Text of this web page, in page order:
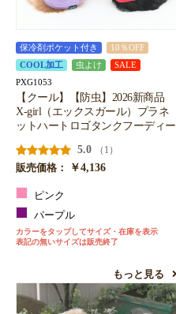
保冷剤ポケット付き
10％OFF
COOL加工
虫よけ SALE
PXG1053
【クール】【防虫】2026新商品
X-girl（エックスガール）プラネ
ットハートロゴタンクフーディー
5.0
（1）
販売価格：
￥4,136
ピンク
パープル
カラーをタップしてサイズ・在庫を表示
表記の無いサイズは販売終了
もっと見る